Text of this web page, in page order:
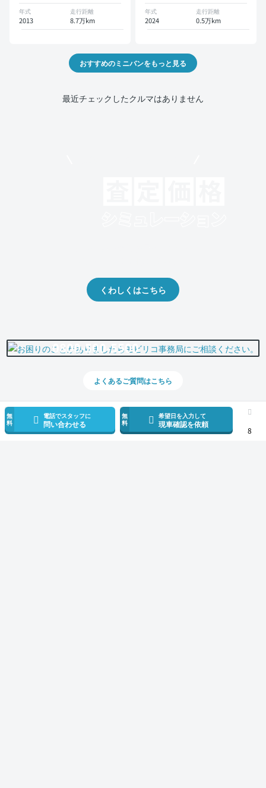
無
料
電話でスタッフに
問い合わせる
無
料
希望日を入力して
現車確認を依頼
8
年式
2013
走行距離
8.7万km
年式
2024
走行距離
0.5万km
おすすめのミニバンをもっと見る
最近チェックしたクルマはありません
くわしくはこちら
0800-500-5500
よくあるご質問はこちら